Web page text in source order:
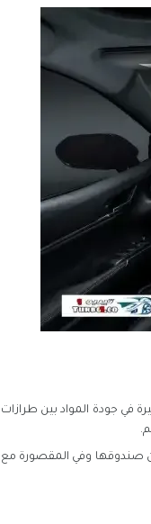
خطيرة في جودة المواد بين طرازات
من صندوقها وفي المقصورة مع